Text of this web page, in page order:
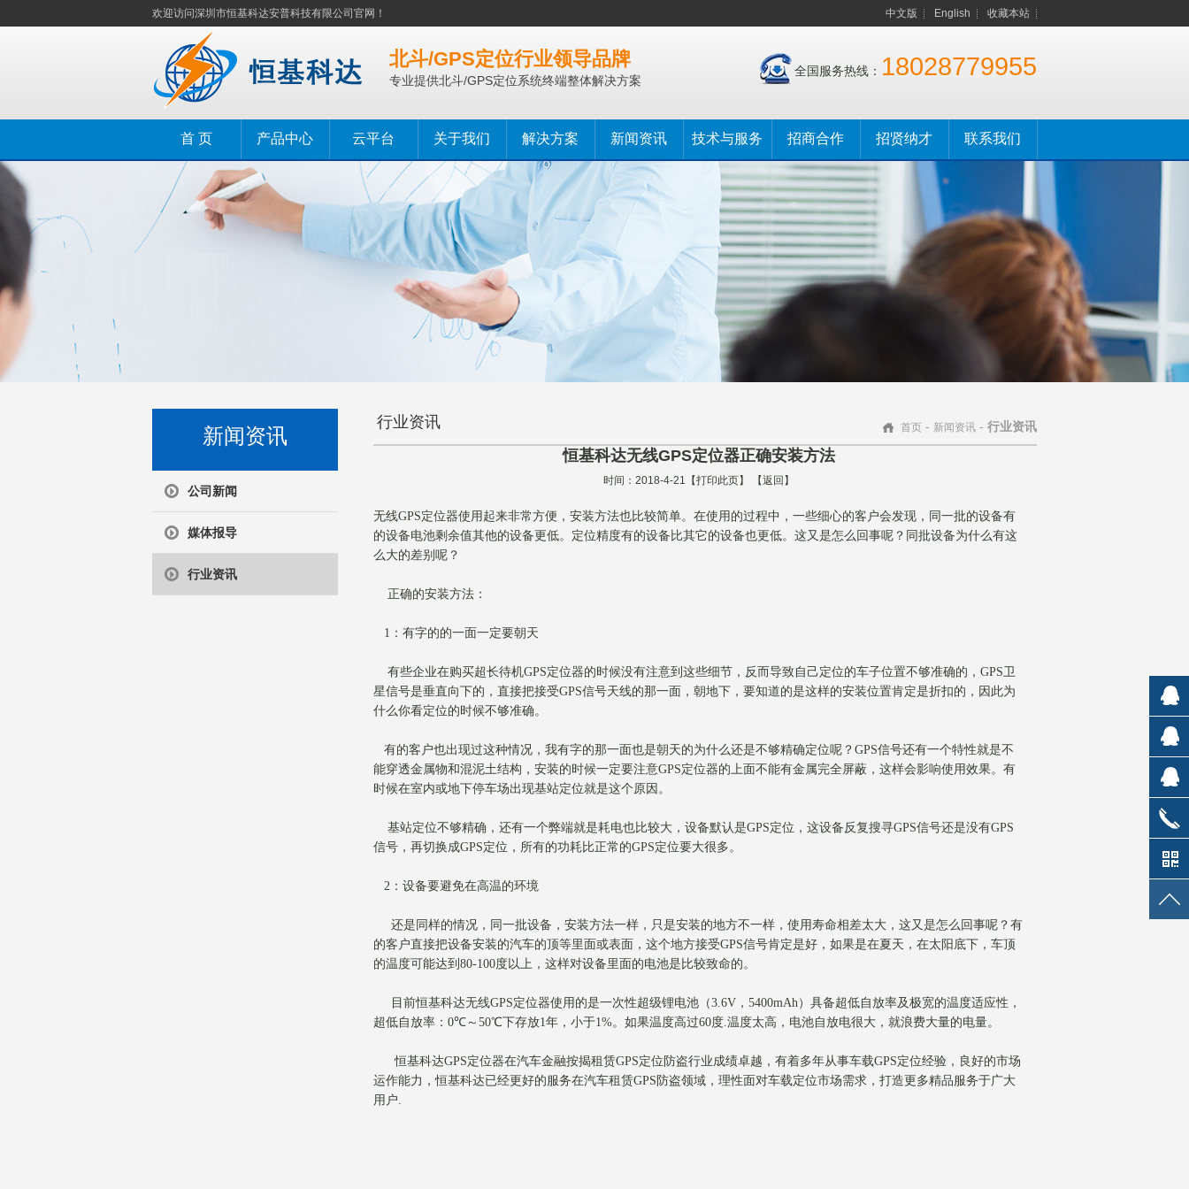
欢迎访问深圳市恒基科达安普科技有限公司官网！ 中文版 English 收藏本站
北斗/GPS定位行业领导品牌
专业提供北斗/GPS定位系统终端整体解决方案
全国服务热线： 18028779955
首 页 产品中心 云平台 关于我们 解决方案 新闻资讯 技术与服务 招商合作 招贤纳才 联系我们
新闻资讯
公司新闻
媒体报导
行业资讯
行业资讯 首页 - 新闻资讯 - 行业资讯
恒基科达无线GPS定位器正确安装方法
时间：2018-4-21【打印此页】 【返回 】
无线GPS定位器使用起来非常方便，安装方法也比较简单。在使用的过程中，一些细心的客户会发现，同一批的设备有
的设备电池剩余值其他的设备更低。定位精度有的设备比其它的设备也更低。这又是怎么回事呢？同批设备为什么有这
么大的差别呢？
正确的安装方法：
1 ：有字的的一面一定要朝天
有些企业在购买超长待机GPS定位器的时候没有注意到这些细节，反而导致自己定位的车子位置不够准确的， GPS卫
星信号是垂直向下的，直接把接受GPS信号天线的那一面，朝地下，要知道的是这样的安装位置肯定是折扣的，因此为
什么你看定位的时候不够准确。
有的客户也出现过这种情况，我有字的那一面也是朝天的为什么还是不够精确定位呢？ GPS信号还有一个特性就是不
能穿透金属物和混泥土结构，安装的时候一定要注意GPS定位器的上面不能有金属完全屏蔽，这样会影响使用效果。有
时候在室内或地下停车场出现基站定位就是这个原因。
基站定位不够精确，还有一个弊端就是耗电也比较大，设备默认是GPS定位，这设备反复搜寻GPS信号还是没有GPS
信号，再切换成GPS定位，所有的功耗比正常的GPS定位要大很多。
2 ：设备要避免在高温的环境
还是同样的情况，同一批设备，安装方法一样，只是安装的地方不一样，使用寿命相差太大，这又是怎么回事呢？有
的客户直接把设备安装的汽车的顶等里面或表面，这个地方接受GPS信号肯定是好，如果是在夏天，在太阳底下，车顶
的温度可能达到 80-100度以上，这样对设备里面的电池是比较致命的。
目前恒基科达无线GPS定位器使用的是一次性超级锂电池（3.6V ， 5400mAh）具备超低自放率及极宽的温度适应性，
超低自放率： 0℃～ 50℃下存放1年，小于1%。如果温度高过60度.温度太高，电池自放电很大，就浪费大量的电量。
恒基科达GPS定位器在汽车金融按揭租赁GPS定位防盗行业成绩卓越，有着多年从事车载GPS定位经验，良好的市场
运作能力，恒基科达已经更好的服务在汽车租赁GPS 防盗领域，理性面对车载定位市场需求，打造更多精品服务于广大
用户.
市场销
售
平台客
服
售后服
务